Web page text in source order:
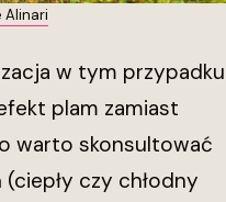
Alinari
w tym przypadku
plam zamiast
warto skonsultować
czy chłodny